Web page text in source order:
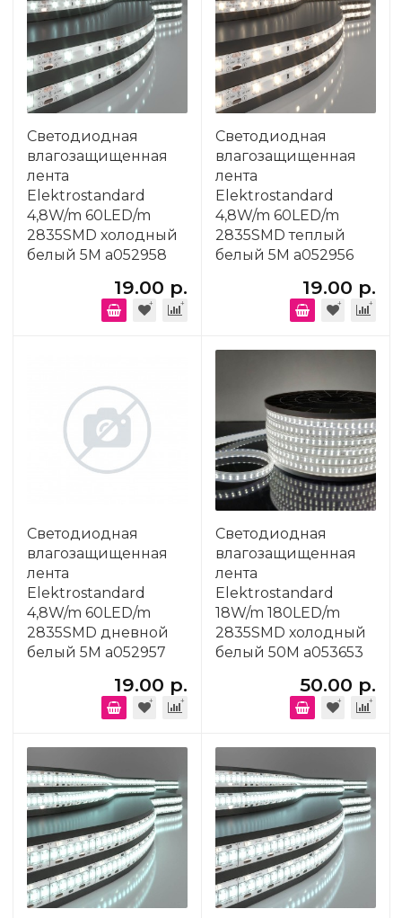
Светодиодная
влагозащищенная
лента
Elektrostandard
4,8W/m 60LED/m
2835SMD холодный
белый 5M a052958
19.00 р.
Светодиодная
влагозащищенная
лента
Elektrostandard
4,8W/m 60LED/m
2835SMD теплый
белый 5M a052956
19.00 р.
Светодиодная
влагозащищенная
лента
Elektrostandard
4,8W/m 60LED/m
2835SMD дневной
белый 5M a052957
19.00 р.
Светодиодная
влагозащищенная
лента
Elektrostandard
18W/m 180LED/m
2835SMD холодный
белый 50M a053653
50.00 р.